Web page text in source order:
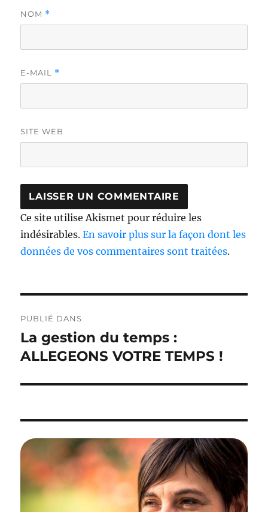
NOM *
E-MAIL *
SITE WEB
Ce site utilise Akismet pour réduire les
indésirables.En savoir plus sur la façon dont les
données de vos commentaires sont traitées.
de
l’article
PUBLIÉ DANS
La gestion du temps :
ALLEGEONS VOTRE TEMPS !